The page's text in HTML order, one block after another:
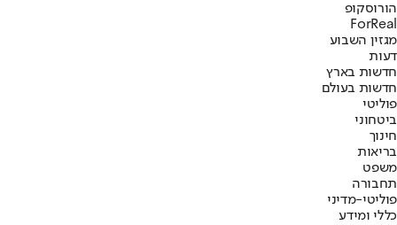
הורוסקופ
ForReal
מגזין השבוע
דעות
חדשות בארץ
חדשות בעולם
פוליטי
ביטחוני
חינוך
בריאות
משפט
תחבורה
פוליטי-מדיני
כללי ומידע